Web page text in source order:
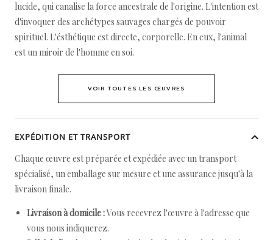
lucide, qui canalise la force ancestrale de l'origine. L'intention est
d'invoquer des archétypes sauvages chargés de pouvoir
spirituel. L'ésthétique est directe, corporelle. En eux, l'animal
est un miroir de l'homme en soi.
VOIR TOUTES LES ŒUVRES
EXPÉDITION ET TRANSPORT
Chaque œuvre est préparée et expédiée avec un transport
spécialisé, un emballage sur mesure et une assurance jusqu'à la
livraison finale.
Livraison à domicile :Vous recevrez l'œuvre à l'adresse que
vous nous indiquerez.